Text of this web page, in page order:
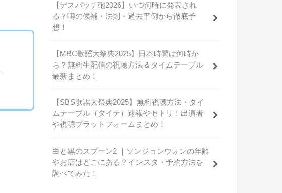
【デスパッチ砲2026】いつ何時に発表され
る？噂の候補・法則・過去事例から徹底予
想！
【MBC歌謡大祭典2025】日本時間は何時か
ら？無料生配信の視聴方法＆タイムテーブル
最新まとめ！
【SBS歌謡大祭典2025】無料視聴方法・タイ
ムテーブル（タイテ）速報やセトリ！出演者
や視聴プラットフォームまとめ！
白と黒のスプーン2 ｜ソンジョンウォンの年齢
やお店はどこにある？インスタ・予約方法を
調べてみた！